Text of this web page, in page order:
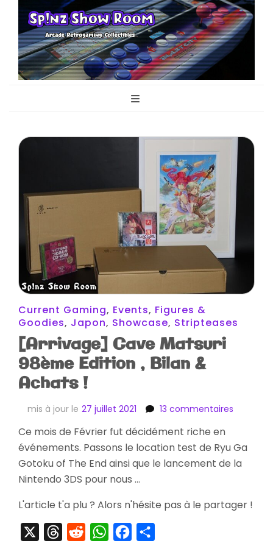
Sp!nz Show
Room
Current Gaming, Events, Figures &
Goodies, Japon, Showcase, Stripteases
[Arrivage] Cave Matsuri
98ème Edition , Bilan &
Achats !
mis à jour le 27 juillet 2021 13 commentaires
Matsuri
98ème
&
Ce mois de Février fut décidément riche en
événements. Passons le location test de Ryu Ga
Gotoku of The End ainsi que le lancement de la
Nintendo 3DS pour nous …
L'article t'a plu ? Alors n'hésite pas à le partager !
ThreadsRedditWhatsAppFacebook